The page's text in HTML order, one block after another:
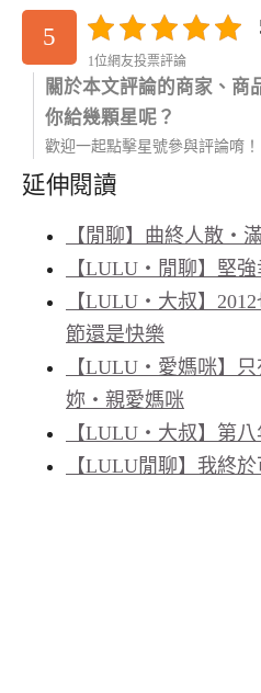
5
1位網友投票評論
關於本文評論的商家、商
你給幾顆星呢？
歡迎一起點擊星號參與評論唷！
延伸閱讀
【閒聊】曲終人散‧
【LULU‧閒聊】堅
【LULU‧大叔】
節還是快樂
【LULU‧愛媽咪】
妳‧親愛媽咪
【LULU‧大叔】第
【LULU閒聊】我終